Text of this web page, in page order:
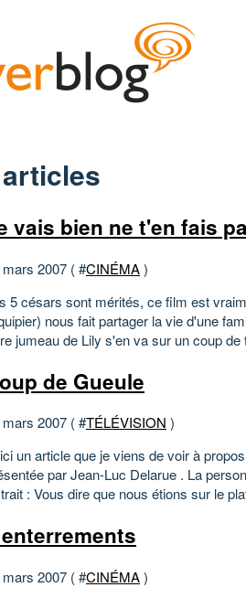
vais bien ne t'en fais
2007 ( #CINÉMA)
5 césars sont mérités, ce film est
nous fait partager la vie d'une
jumeau de Lily s'en va sur un coup
de Gueule
mars 2007 ( #TÉLÉVISION )
un article que je viens de voir à
par Jean-Luc Delarue . La
: Vous dire que nous étions sur le
mars 2007 ( #CINÉMA)